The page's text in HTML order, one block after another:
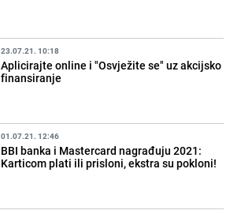
23.07.21. 10:18
Aplicirajte online i "Osvježite se" uz akcijsko
finansiranje
01.07.21. 12:46
BBI banka i Mastercard nagrađuju 2021:
Karticom plati ili prisloni, ekstra su pokloni!